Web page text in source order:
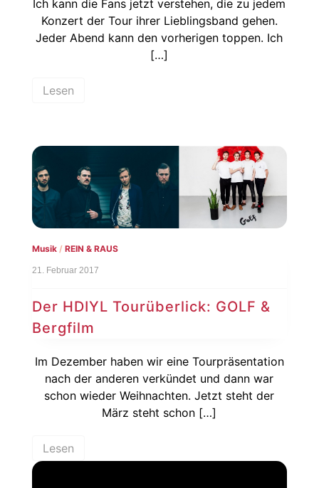
Ich kann die Fans jetzt verstehen, die zu jedem
Konzert der Tour ihrer Lieblingsband gehen.
Jeder Abend kann den vorherigen toppen. Ich
[…]
Lesen
Musik/ REIN & RAUS
21. Februar 2017
Der HDIYL Tourüberlick: GOLF &
Bergfilm
Im Dezember haben wir eine Tourpräsentation
nach der anderen verkündet und dann war
schon wieder Weihnachten. Jetzt steht der
März steht schon […]
Lesen